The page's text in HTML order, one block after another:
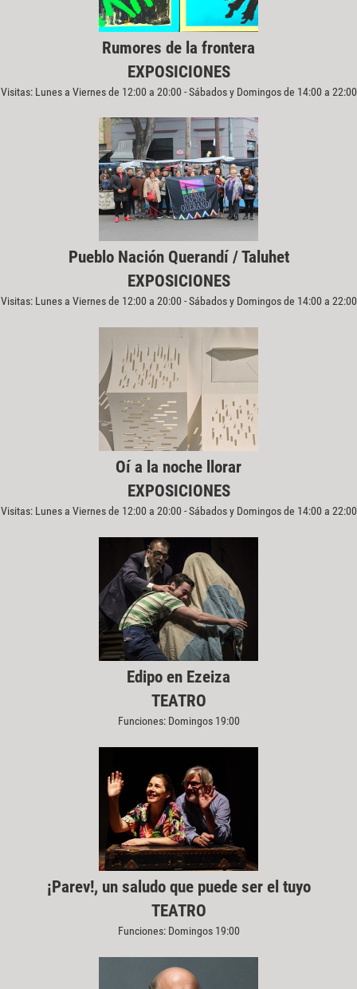
Rumores de la frontera
EXPOSICIONES
Visitas: Lunes a Viernes de 12:00 a 20:00 - Sábados y Domingos de 14:00 a 22:00
Pueblo Nación Querandí / Taluhet
EXPOSICIONES
Visitas: Lunes a Viernes de 12:00 a 20:00 - Sábados y Domingos de 14:00 a 22:00
Oí a la noche llorar
EXPOSICIONES
Visitas: Lunes a Viernes de 12:00 a 20:00 - Sábados y Domingos de 14:00 a 22:00
Edipo en Ezeiza
TEATRO
Funciones: Domingos 19:00
¡Parev!, un saludo que puede ser el tuyo
TEATRO
Funciones: Domingos 19:00